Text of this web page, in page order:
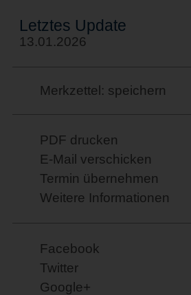
Letztes Update
13.01.2026
Merkzettel: speichern
PDF drucken
E-Mail verschicken
Termin übernehmen
Weitere Informationen
Facebook
Twitter
Google+